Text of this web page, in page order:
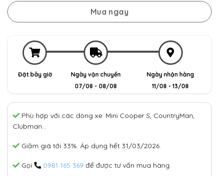
Mua ngay
Đặt bây giờ
Ngày vận chuyển
07/08 - 08/08
Ngày nhận hàng
11/08 - 13/08
Phù hợp với các dòng xe: Mini Cooper S, CountryMan,
Clubman…
Giảm giá tới 33%. Áp dụng hết 31/03/2026.
Gọi 0981 165 369 để được tư vấn mua hàng.